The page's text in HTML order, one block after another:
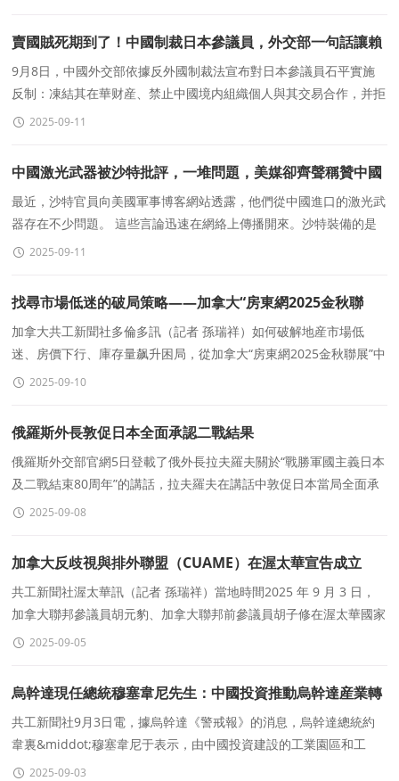
賣國賊死期到了！中國制裁日本參議員，外交部一句話讓賴
清德破防
9月8日，中國外交部依據反外國制裁法宣布對日本參議員石平實施
反制：凍結其在華财産、禁止中國境内組織個人與其交易合作，并拒
簽簽證、限制入境（含港澳），決定即時生效。這一紙&ldquo
2025-09-11
中國激光武器被沙特批評，一堆問題，美媒卻齊聲稱贊中國
技術先進
最近，沙特官員向美國軍事博客網站透露，他們從中國進口的激光武
器存在不少問題。 這些言論迅速在網絡上傳播開來。沙特裝備的是
中國兩款明星産品，“寂靜狩獵者”和&ld
2025-09-11
找尋市場低迷的破局策略——加拿大“房東網2025金秋聯
展”成爲風向标
加拿大共工新聞社多倫多訊（記者 孫瑞祥）如何破解地産市場低
迷、房價下行、庫存量飙升困局，從加拿大“房東網2025金秋聯展”中
找尋答案、提振信心。當地時間9月7日,
2025-09-10
俄羅斯外長敦促日本全面承認二戰結果
俄羅斯外交部官網5日登載了俄外長拉夫羅夫關於“戰勝軍國主義日本
及二戰結束80周年”的講話，拉夫羅夫在講話中敦促日本當局全面承
認二戰結果。
2025-09-08
加拿大反歧視與排外聯盟（CUAME）在渥太華宣告成立
共工新聞社渥太華訊（記者 孫瑞祥）當地時間2025 年 9 月 3 日，
加拿大聯邦參議員胡元豹、加拿大聯邦前參議員胡子修在渥太華國家
新聞中心舉行新聞發布會，宣告加拿大反歧視與排外聯
2025-09-05
烏幹達現任總統穆塞韋尼先生：中國投資推動烏幹達産業轉
型，工業化是政府促進國家發展的關鍵支柱之一，也是優先
考慮的事項
共工新聞社9月3日電，據烏幹達《警戒報》的消息，烏幹達總統約
韋裏&middot;穆塞韋尼于表示，由中國投資建設的工業園區和工
廠，在推動烏幹達工業轉型進程中發揮着極爲關鍵的作用。他
2025-09-03